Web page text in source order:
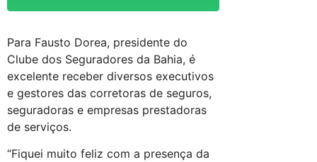
Para Fausto Dorea, presidente do
Clube dos Seguradores da Bahia, é
excelente receber diversos executivos
e gestores das corretoras de seguros,
seguradoras e empresas prestadoras
de serviços.
“Fiquei muito feliz com a presença da